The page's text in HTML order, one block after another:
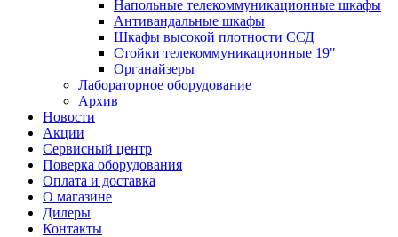
Напольные телекоммуникационные шкафы
Антивандальные шкафы
Шкафы высокой плотности ССД
Стойки телекоммуникационные 19"
Органайзеры
Лабораторное оборудование
Архив
Новости
Акции
Сервисный центр
Поверка оборудования
Оплата и доставка
О магазине
Дилеры
Контакты